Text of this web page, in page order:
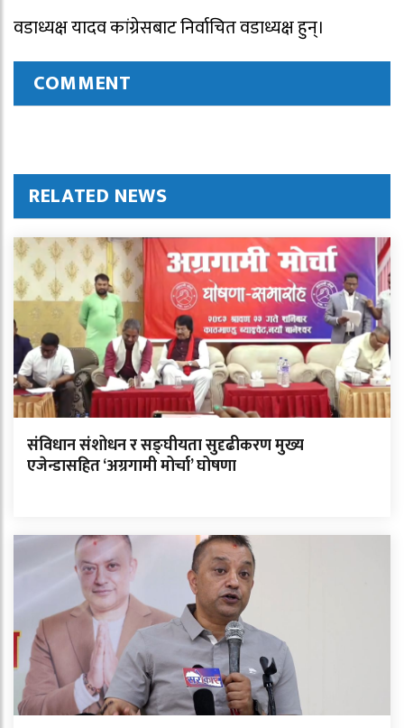
वडाध्यक्ष यादव कांग्रेसबाट निर्वाचित वडाध्यक्ष हुन्।
COMMENT
RELATED NEWS
संविधान संशोधन र सङ्घीयता सुदृढीकरण मुख्य
एजेन्डासहित ‘अग्रगामी मोर्चा’ घोषणा